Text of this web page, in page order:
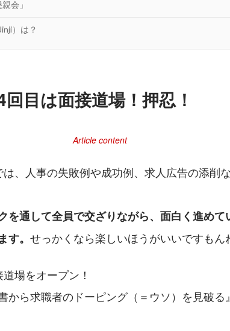
会」
）は？
回目は面接道場！押忍！
、人事の失敗例や成功例、求人広告の添削
を通して全員で交ざりながら、面白く進めて
。 せっかくなら楽しいほうがいいですもん
場をオープン！
から求職者のドーピング（＝ウソ）を見破る